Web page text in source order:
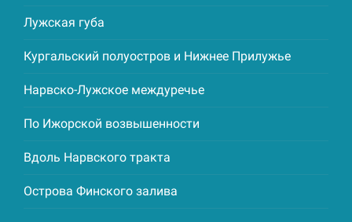
Лужская губа
Кургальский полуостров и Нижнее Прилужье
Нарвско-Лужское междуречье
По Ижорской возвышенности
Вдоль Нарвского тракта
Острова Финского залива